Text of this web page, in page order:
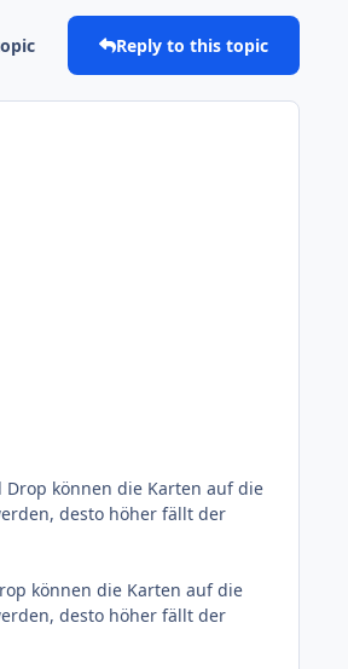
Reply to this topic
Drop können die Karten auf die
desto höher fällt der
können die Karten auf die
desto höher fällt der